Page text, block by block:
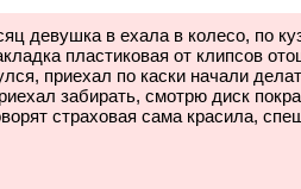
девушка в ехала в колесо, по
пластиковая от клипсов
приехал по каски начали
забирать, смотрю диск
страховая сама красила,